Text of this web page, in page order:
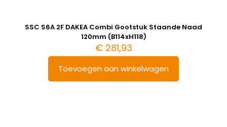
SSC S6A 2F DAKEA Combi Gootstuk Staande Naad
120mm (B114xH118)
€281,93
Toevoegen aan winkelwagen